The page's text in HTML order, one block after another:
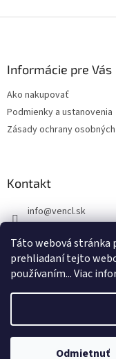
Táto webová stránka
prehliadaní tejto
používaním... Viac
Odmietnuť
Tento e-shop je určený
Informácie pre Vás
Ako nakupovať
Podmienky a ustanovenia
Zásady ochrany
Kontakt
info@vencl.sk
Copyright 2026